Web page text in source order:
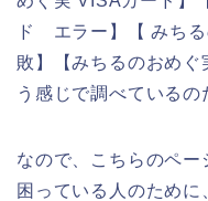
ド エラー】【 みち
敗】【みちるのおめ
う感じで調べているの
なので、こちらのペ
困っている人のため